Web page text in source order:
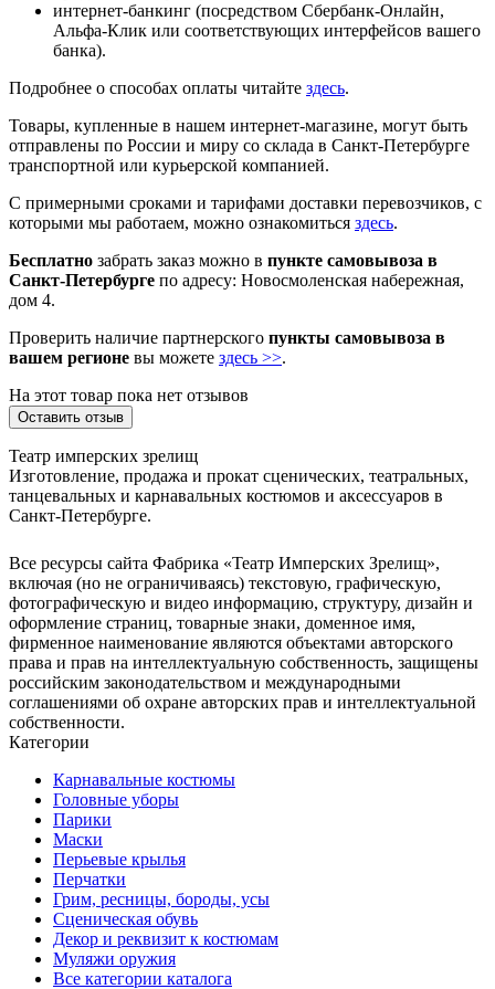
интернет-банкинг (посредством Сбербанк-Онлайн,
Альфа-Клик или соответствующих интерфейсов вашего
банка).
Подробнее о способах оплаты читайте здесь.
Товары, купленные в нашем интернет-магазине, могут быть
отправлены по России и миру со склада в Санкт-Петербурге
транспортной или курьерской компанией.
С примерными сроками и тарифами доставки перевозчиков, с
которыми мы работаем, можно ознакомиться здесь.
Бесплатно забрать заказ можно в пункте самовывоза в
Санкт-Петербурге по адресу: Новосмоленская набережная,
дом 4.
Проверить наличие партнерского пункты самовывоза в
вашем регионе вы можете здесь >>.
На этот товар пока нет отзывов
Оставить отзыв
Театр имперских зрелищ
Изготовление, продажа и прокат сценических, театральных,
танцевальных и карнавальных костюмов и аксессуаров в
Санкт-Петербурге.
Все ресурсы сайта Фабрика «Театр Имперских Зрелищ»,
включая (но не ограничиваясь) текстовую, графическую,
фотографическую и видео информацию, структуру, дизайн и
оформление страниц, товарные знаки, доменное имя,
фирменное наименование являются объектами авторского
права и прав на интеллектуальную собственность, защищены
российским законодательством и международными
соглашениями об охране авторских прав и интеллектуальной
собственности.
Категории
Карнавальные костюмы
Головные уборы
Парики
Маски
Перьевые крылья
Перчатки
Грим, ресницы, бороды, усы
Сценическая обувь
Декор и реквизит к костюмам
Муляжи оружия
Все категории каталога